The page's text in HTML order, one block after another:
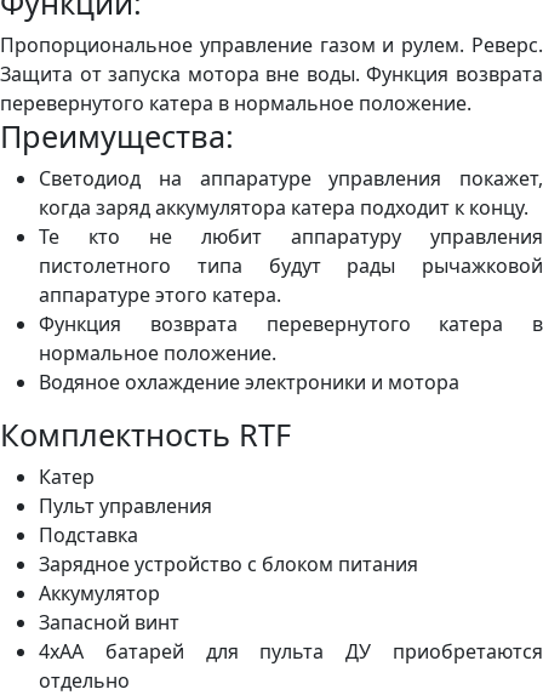
Пропорциональное управление газом и рулем. Реверс.
Защита от запуска мотора вне воды. Функция возврата
перевернутого катера в нормальное положение.
Преимущества:
Светодиод на аппаратуре управления покажет,
когда заряд аккумулятора катера подходит к концу.
Те кто не любит аппаратуру управления
пистолетного типа будут рады рычажковой
аппаратуре этого катера.
Функция возврата перевернутого катера в
нормальное положение.
Водяное охлаждение электроники и мотора
Комплектность RTF
Катер
Пульт управления
Подставка
Зарядное устройство с блоком питания
Аккумулятор
Запасной винт
4хАА батарей для пульта ДУ приобретаются
отдельно